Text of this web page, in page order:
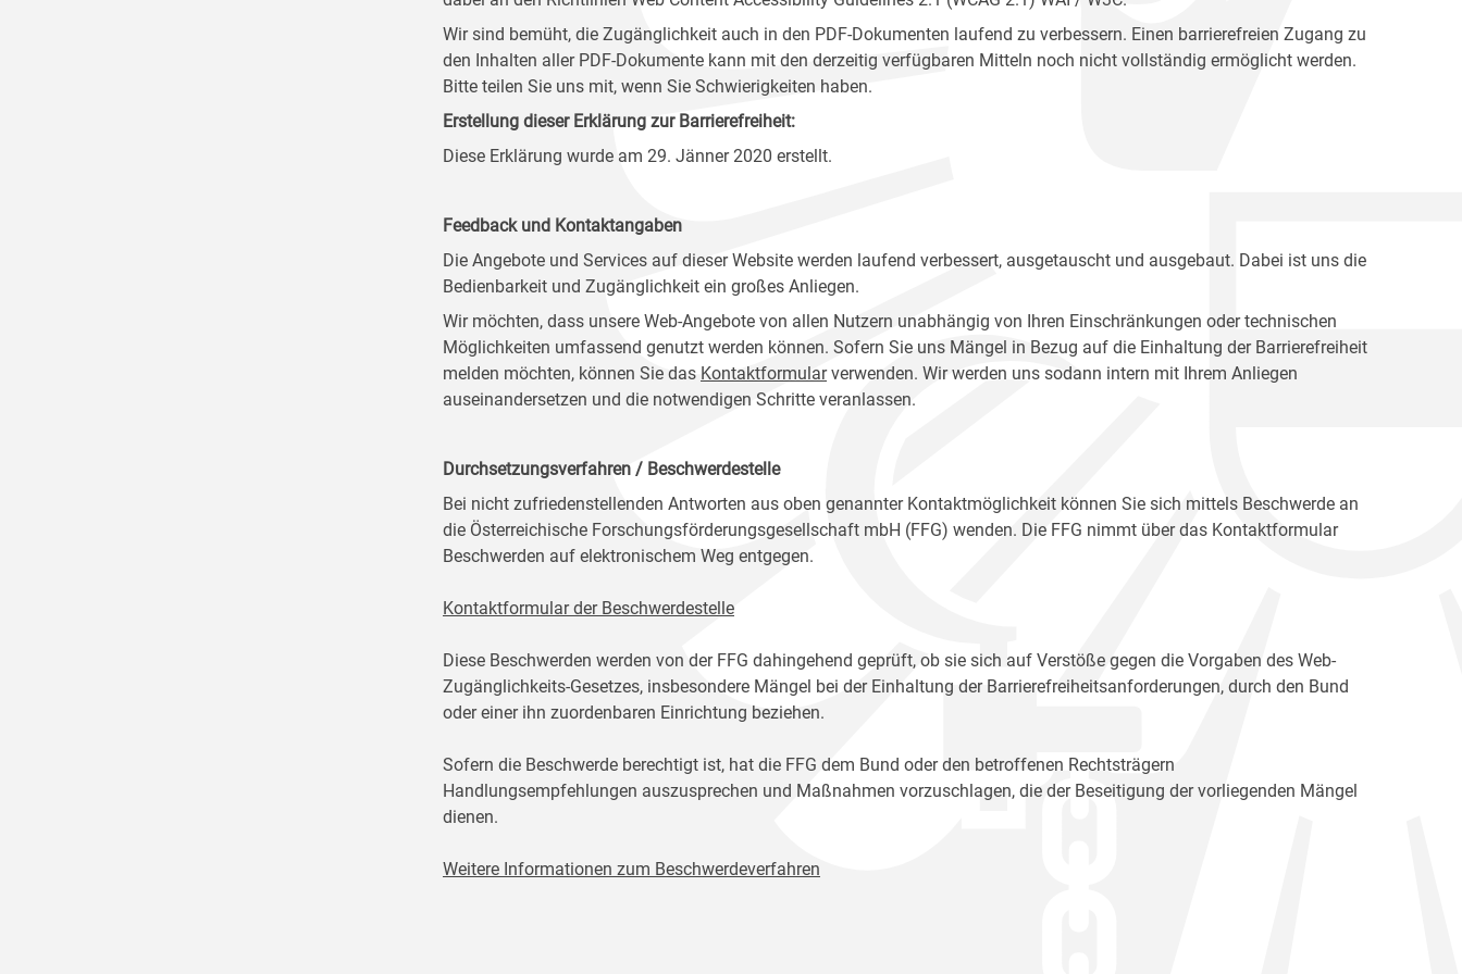
Wir sind bemüht, die Zugänglichkeit auch in den PDF-Dokumenten laufend zu verbessern. Einen barrierefreien Zugang zu
den Inhalten aller PDF-Dokumente kann mit den derzeitig verfügbaren Mitteln noch nicht vollständig ermöglicht werden.
Bitte teilen Sie uns mit, wenn Sie Schwierigkeiten haben.
Erstellung dieser Erklärung zur Barrierefreiheit:
Diese Erklärung wurde am 29. Jänner 2020 erstellt.
Feedback und Kontaktangaben
Die Angebote und Services auf dieser Website werden laufend verbessert, ausgetauscht und ausgebaut. Dabei ist uns die
Bedienbarkeit und Zugänglichkeit ein großes Anliegen.
Wir möchten, dass unsere Web-Angebote von allen Nutzern unabhängig von Ihren Einschränkungen oder technischen
Möglichkeiten umfassend genutzt werden können. Sofern Sie uns Mängel in Bezug auf die Einhaltung der Barrierefreiheit
melden möchten, können Sie das Kontaktformularverwenden. Wir werden uns sodann intern mit Ihrem Anliegen
auseinandersetzen und die notwendigen Schritte veranlassen.
Durchsetzungsverfahren / Beschwerdestelle
Bei nicht zufriedenstellenden Antworten aus oben genannter Kontaktmöglichkeit können Sie sich mittels Beschwerde an
die Österreichische Forschungsförderungsgesellschaft mbH (FFG) wenden. Die FFG nimmt über das Kontaktformular
Beschwerden auf elektronischem Weg entgegen.
Kontaktformular der Beschwerdestelle
Diese Beschwerden werden von der FFG dahingehend geprüft, ob sie sich auf Verstöße gegen die Vorgaben des Web-
Zugänglichkeits-Gesetzes, insbesondere Mängel bei der Einhaltung der Barrierefreiheitsanforderungen, durch den Bund
oder einer ihn zuordenbaren Einrichtung beziehen.
Sofern die Beschwerde berechtigt ist, hat die FFG dem Bund oder den betroffenen Rechtsträgern
Handlungsempfehlungen auszusprechen und Maßnahmen vorzuschlagen, die der Beseitigung der vorliegenden Mängel
dienen.
Weitere Informationen zum Beschwerdeverfahren